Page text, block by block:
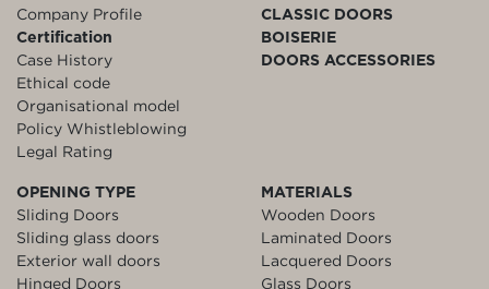
Company Profile
Certification
Case History
Ethical code
Organisational model
Policy Whistleblowing
Legal Rating
CLASSIC DOORS
BOISERIE
DOORS ACCESSORIES
OPENING TYPE
Sliding Doors
Sliding glass doors
Exterior wall doors
Hinged Doors
MATERIALS
Wooden Doors
Laminated Doors
Lacquered Doors
Glass Doors